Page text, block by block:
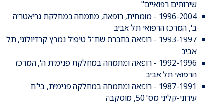
שירותים רפואיים"
1996-2004 - מומחית, רופאה, מתמחה במחלקת גריאטריה
ב', המרכז הרפואי תל אביב
1993-1997 - רופאה בחברת שח"ל טיפול נמרץ קרדיולוגי, תל
אביב
1992-1996 - רופאה ומתמחה במחלקת פנימית ה', המרכז
הרפואי תל אביב
1987-1991 - רופאה ומתמחה במחלקה פנימית, בי"ח
עירוני-קליני מס' 50, מוסקבה